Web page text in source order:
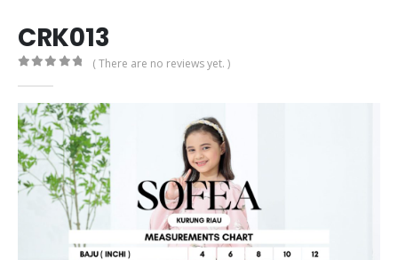
CRK013
( There are no reviews yet. )